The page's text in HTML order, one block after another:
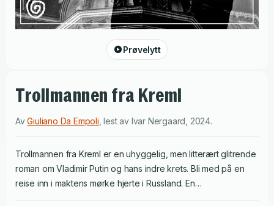
Prøvelytt
Trollmannen fra Kreml
AvGiuliano Da Empoli ,lest av Ivar Nergaard 2024.
Trollmannen fra Kreml er en uhyggelig, men litterært glitrende
roman om Vladimir Putin og hans indre krets. Bli med på en
reise inn i maktens mørke hjerte i Russland. En